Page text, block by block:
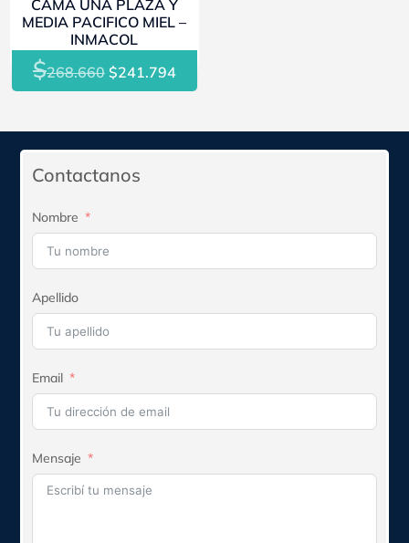
CAMA UNA PLAZA Y
MEDIA PACIFICO MIEL –
INMACOL
$268.660 El
precio
$241.794
precio
Contactanos
Nombre
Apellido
Email
Mensaje